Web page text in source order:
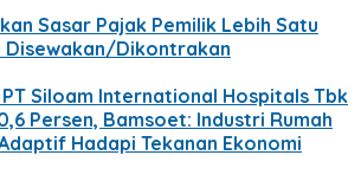
Sasar Pajak Pemilik Lebih Satu
Disewakan/Dikontrakan
Siloam International Hospitals Tbk
Persen, Bamsoet: Industri Rumah
Hadapi Tekanan Ekonomi